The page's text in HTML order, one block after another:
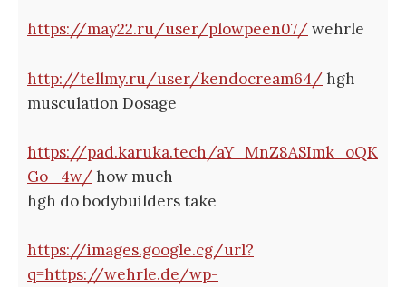
https://may22.ru/user/plowpeen07/wehrle
http://tellmy.ru/user/kendocream64/hgh
musculation Dosage
https://pad.karuka.tech/aY_MnZ8ASImk_oQK
Go—4w/how much
hgh do bodybuilders take
https://images.google.cg/url?
q=https://wehrle.de/wp-